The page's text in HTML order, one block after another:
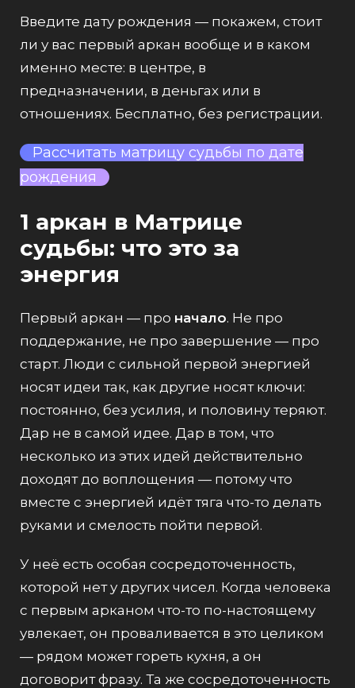
Введите дату рождения — покажем, стоит
ли у вас первый аркан вообще и в каком
именно месте: в центре, в
предназначении, в деньгах или в
отношениях. Бесплатно, без регистрации.
Рассчитать матрицу судьбы по дате
рождения
1 аркан в Матрице
судьбы: что это за
энергия
Первый аркан — про начало. Не про
поддержание, не про завершение — про
старт. Люди с сильной первой энергией
носят идеи так, как другие носят ключи:
постоянно, без усилия, и половину теряют.
Дар не в самой идее. Дар в том, что
несколько из этих идей действительно
доходят до воплощения — потому что
вместе с энергией идёт тяга что-то делать
руками и смелость пойти первой.
У неё есть особая сосредоточенность,
которой нет у других чисел. Когда человека
с первым арканом что-то по-настоящему
увлекает, он проваливается в это целиком
— рядом может гореть кухня, а он
договорит фразу. Та же сосредоточенность